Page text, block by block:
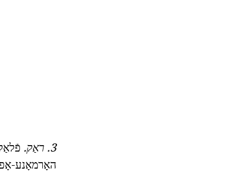
3. ראַק.
האָרמאָנע-